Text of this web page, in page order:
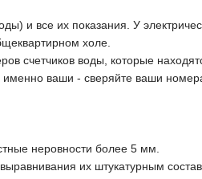
и все их показания. У
холе.
счетчиков воды, которые
ваши - сверяйте ваши
неровности более 5 мм.
их штукатурным